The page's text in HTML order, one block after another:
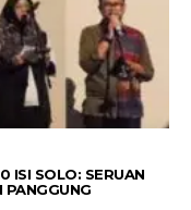
ISI SOLO: SERUAN